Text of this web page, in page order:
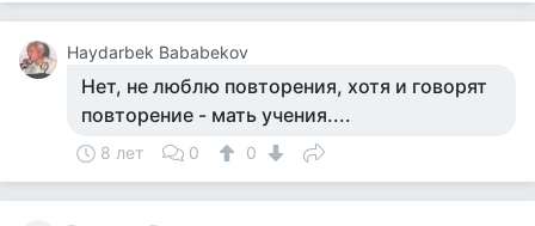
Haydarbek Bababekov
Нет, не люблю повторения, хотя и говорят
повторение - мать учения....
8 лет 0 0